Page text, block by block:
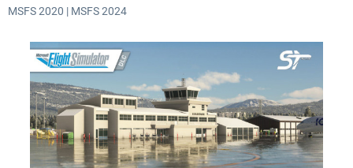
MSFS 2020 | MSFS 2024